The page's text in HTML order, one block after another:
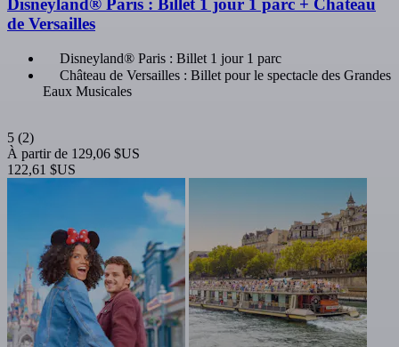
de Versailles
Disneyland® Paris : Billet 1 jour 1 parc
Château de Versailles : Billet pour le spectacle des Grandes
Eaux Musicales
5 (2)
À partir de 129,06 $US
122,61 $US